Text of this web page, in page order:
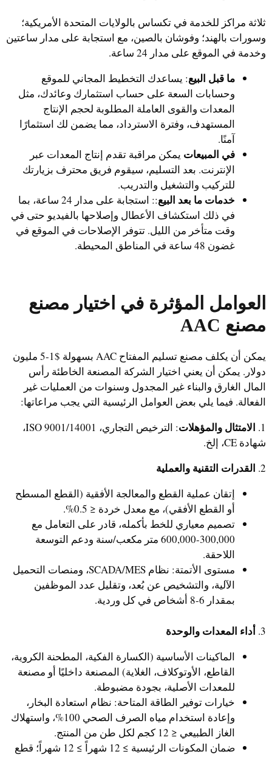
ثلاثة مراكز للخدمة في تكساس بالولايات المتحدة الأمريكية؛
وسورات بالهند؛ وفوشان بالصين، مع استجابة على مدار ساعتين
وخدمة في الموقع على مدار 24 ساعة.
ما قبل البيع: يساعدك التخطيط المجاني للموقع
وحسابات السعة على حساب استثمارك وعائدك، مثل
المعدات والقوى العاملة المطلوبة لحجم الإنتاج
المستهدف، وفترة الاسترداد، مما يضمن لك استثمارًا
آمنًا.
في المبيعاتيمكن مراقبة تقدم إنتاج المعدات عبر
الإنترنت. بعد التسليم، سيقوم فريق محترف بزيارتك
للتركيب والتشغيل والتدريب.
خدمات ما بعد البيع
:: استجابة على مدار 24 ساعة، بما
في ذلك استكشاف الأعطال وإصلاحها بالفيديو حتى في
وقت متأخر من الليل. تتوفر الإصلاحات في الموقع في
غضون 48 ساعة في المناطق المحيطة.
العوامل المؤثرة في اختيار مصنع
مصنع AAC
يمكن أن يكلف مصنع تسليم المفتاح AAC بسهولة $1-5 مليون
دولار. يمكن أن يعني اختيار الشركة المصنعة الخاطئة رأس
المال الغارق والبناء غير المجدول وسنوات من العمليات غير
الفعالة. فيما يلي بعض العوامل الرئيسية التي يجب مراعاتها:
1.
الامتثال والمؤهلات
: الترخيص التجاري، ISO 9001/14001،
شهادة CE، إلخ.
2.
القدرات التقنية والعملية
إتقان عملية القطع والمعالجة الأفقية (القطع المسطح
أو القطع الأفقي)، مع معدل خردة ≤ 0.5%.
تصميم معياري للخط بأكمله، قادر على التعامل مع
300,000-600,000 متر مكعب/سنة ودعم التوسعة
اللاحقة.
مستوى الأتمتة: نظام SCADA/MES، ومنصات التحميل
الآلية، والتشخيص عن بُعد، وتقليل عدد الموظفين
بمقدار 6-8 أشخاص في كل وردية.
3. أداء المعدات والوحدة
الماكينات الأساسية (الكسارة الفكية، المطحنة الكروية،
القاطع، الأوتوكلاف، الغلاية) المصنعة داخليًا أو مصنعة
للمعدات الأصلية، بجودة مضبوطة.
خيارات توفير الطاقة المتاحة: نظام استعادة البخار،
وإعادة استخدام مياه الصرف الصحي 100%، واستهلاك
الغاز الطبيعي ≤ 12 كجم لكل طن من المنتج.
ضمان المكونات الرئيسية ≥ 12 شهراً ≥ 12 شهراً؛ قطع